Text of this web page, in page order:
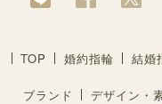
TOP 婚約指輪 結婚
ブランド デザイン・